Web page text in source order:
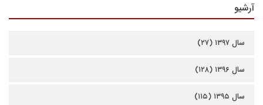
آرشیو
سال ۱۳۹۷ (۲۷)
سال ۱۳۹۶ (۱۲۸)
سال ۱۳۹۵ (۱۱۵)